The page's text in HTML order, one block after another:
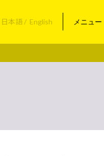
日本語 English メニュー